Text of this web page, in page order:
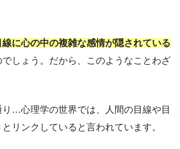
に心の中の複雑な感情が隠されている
でしょう。だから、このようなことわざ
り…心理学の世界では、人間の目線や目
リンクしていると言われています。